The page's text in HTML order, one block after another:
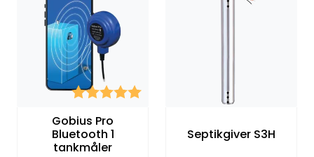
Karakter:
Gobius Pro
Bluetooth 1
tankmåler
Septikgiver S3H